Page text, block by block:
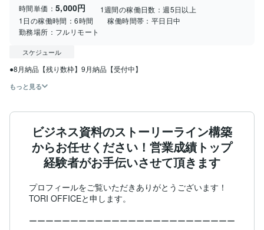
時間単価： 5,000円 1週間の稼働日数：週5日以上
1日の稼働時間：6時間 稼働時間帯： 平日日中
勤務場所： フルリモート
スケジュール
●8月納品【残り数枠】9月納品【受付中】
もっと見る
ビジネス資料のストーリーライン構築
からお任せください！営業成績トップ
経験者がお手伝いさせて頂きます
プロフィールをご覧いただきありがとうございます！
TORI OFFICEと申します。
ーーーーーーーーーーーーーーーーーーーーーーーーー